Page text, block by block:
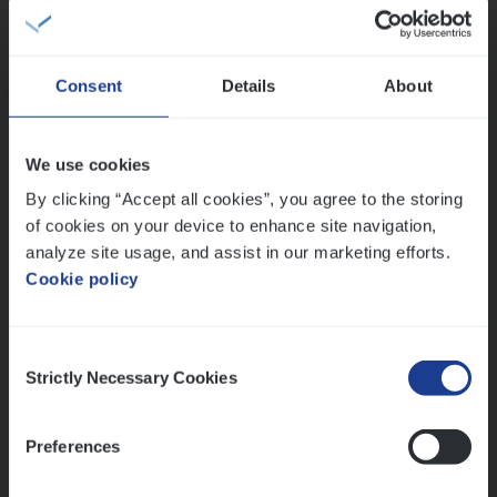
Consent Details About
We use cookies
By clicking “Accept all cookies”, you agree to the storing
of cookies on your device to enhance site navigation,
analyze site usage, and assist in our marketing efforts.
Cookie policy
Selection
Strictly Necessary Cookies
Preferences
IT, Change & Innovation
Claims­hand­ler Fleet
Claims Management
Antwerpen
Meer dan collega’s: hoe Julie en Aurélie elkaar
Mathias houdt van diepgaande dossiers én droge